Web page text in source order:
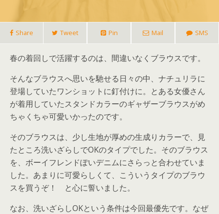
Share Tweet Pin Mail SMS
春の着回しで活躍するのは、間違いなくブラウスです。
そんなブラウスへ思いを馳せる日々の中、ナチュリラに
登場していたワンショットに釘付けに。とある女優さん
が着用していたスタンドカラーのギャザーブラウスがめ
ちゃくちゃ可愛いかったのです。
そのブラウスは、少し生地が厚めの生成りカラーで、見
たところ洗いざらしでOKのタイプでした。そのブラウス
を、ボーイフレンドぽいデニムにさらっと合わせていま
した。あまりに可愛らしくて、こういうタイプのブラウ
スを買うぞ！ と心に誓いました。
なお、洗いざらしOKという条件は今回最優先です。なぜ